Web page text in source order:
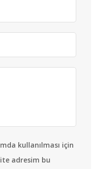
kullanılması için
adresim bu